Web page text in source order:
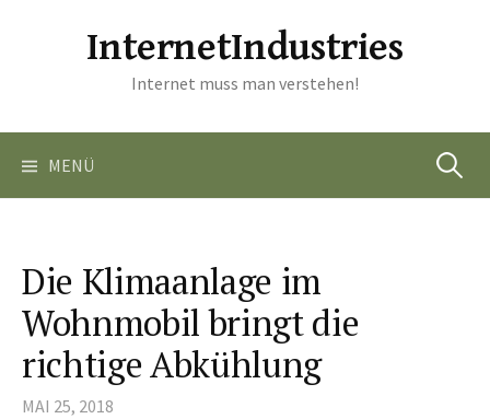
InternetIndustries
Internet muss man verstehen!
MENÜ Suchen
Die Klimaanlage im
Wohnmobil bringt die
richtige Abkühlung
MAI 25, 2018